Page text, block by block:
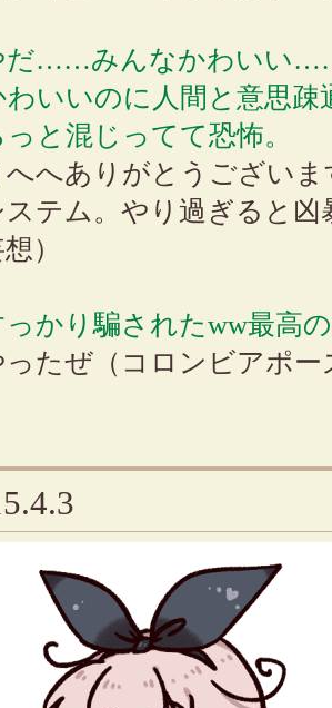
だ……みんなかわいい
わいいのに人間と意思
っと混じってて恐怖。
へありがとうございま
ステム。やり過ぎると
想）
っかり騙されたww最高
たぜ（コロンビアポ